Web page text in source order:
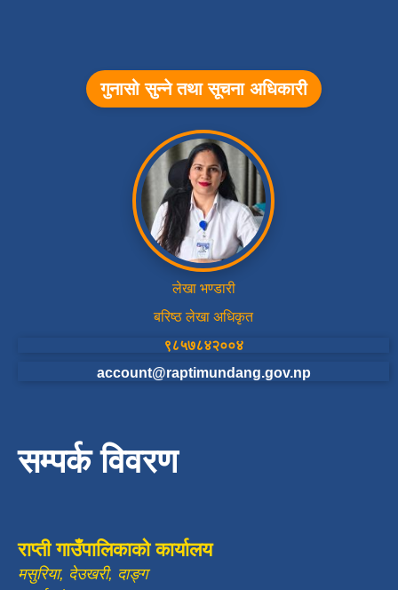
गुनासो सुन्ने तथा सूचना अधिकारी
लेखा भण्डारी
बरिष्ठ लेखा अधिकृत
९८५७८४२००४
account@raptimundang.gov.np
सम्पर्क विवरण
राप्ती गाउँपालिकाको कार्यालय
मसुरिया, देउखरी, दाङ्ग